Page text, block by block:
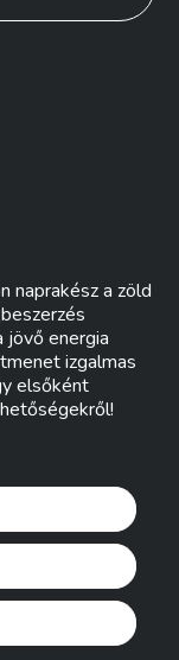
naprakész a zöld
jövő energia
izgalmas
elsőként